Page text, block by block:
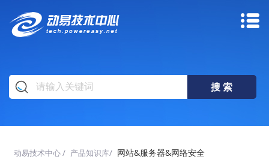
动易技术中心/ 产品知识库/ 网站&服务器&网络安全